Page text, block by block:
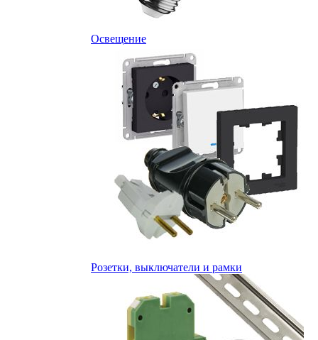
Освещение
Розетки, выключатели и рамки